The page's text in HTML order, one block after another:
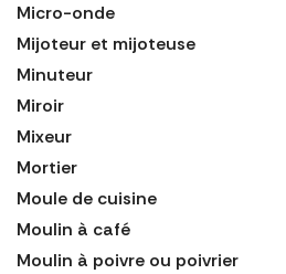
Micro-onde
Mijoteur et mijoteuse
Minuteur
Miroir
Mixeur
Mortier
Moule de cuisine
Moulin à café
Moulin à poivre ou poivrier